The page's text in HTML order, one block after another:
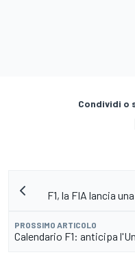
Condividi o
F1, la FIA lancia
PROSSIMO ARTICOLO
Calendario F1: anticipa